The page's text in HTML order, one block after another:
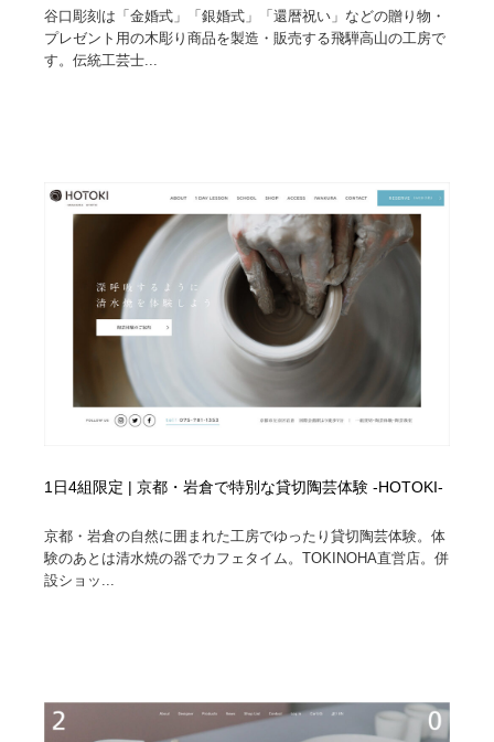
谷口彫刻は「金婚式」「銀婚式」「還暦祝い」などの贈り物・
プレゼント用の木彫り商品を製造・販売する飛騨高山の工房で
す。伝統工芸士...
1日4組限定 | 京都・岩倉で特別な貸切陶芸体験 -HOTOKI-
京都・岩倉の自然に囲まれた工房でゆったり貸切陶芸体験。体
験のあとは清水焼の器でカフェタイム。TOKINOHA直営店。併
設ショッ...